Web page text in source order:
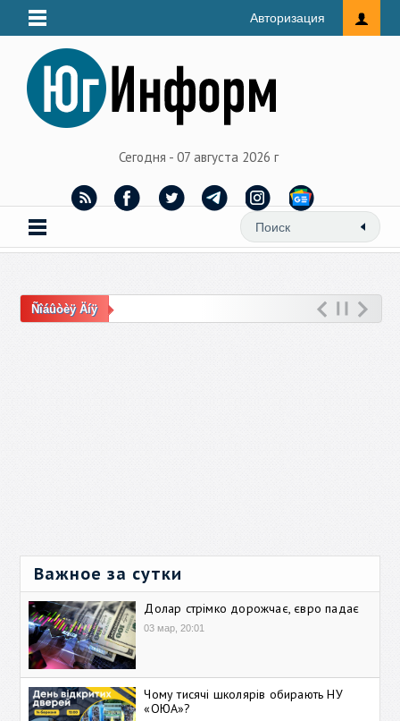
Авторизация
Сегодня - 07 августа 2026 г
Ñîáûòèÿ Äíÿ
Важное за сутки
Долар стрімко дорожчає, євро падає
03 мар, 20:01
Чому тисячі школярів обирають НУ
«ОЮА»?